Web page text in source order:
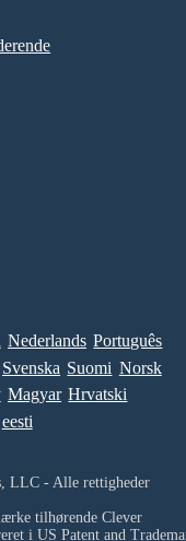
Nederlands Português
Svenska Suomi Norsk
Magyar Hrvatski
eesti
LLC - Alle rettigheder
tilhørende Clever
i US Patent and